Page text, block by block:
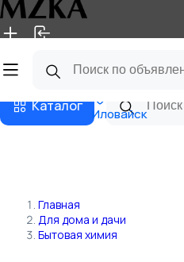
Главная Магазины
Каталог Иловайск
Главная
Для дома и дачи
Бытовая химия